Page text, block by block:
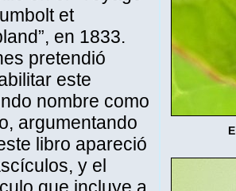
et
en 1833.
pretendió
este
nombre como
argumentando
libro apareció
y el